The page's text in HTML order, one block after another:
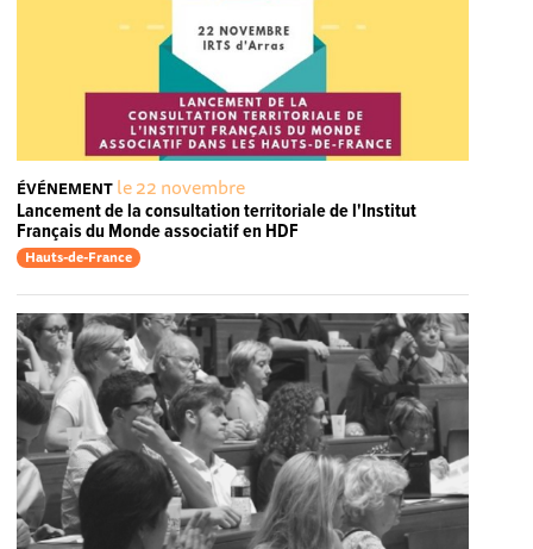
ÉVÉNEMENT le 22 novembre
Lancement de la consultation territoriale de l'Institut
Français du Monde associatif en HDF
Hauts-de-France